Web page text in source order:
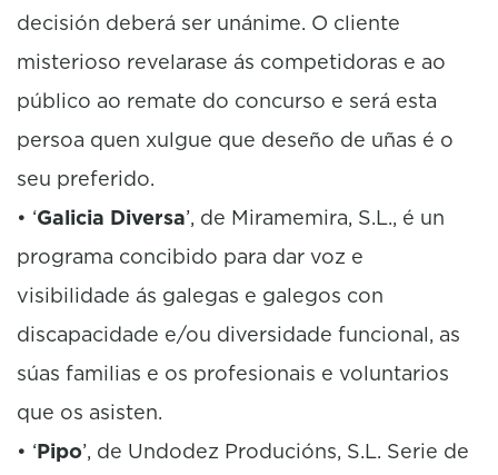
decisión deberá ser unánime. O cliente
misterioso revelarase ás competidoras e ao
público ao remate do concurso e será esta
persoa quen xulgue que deseño de uñas é o
seu preferido.
• ‘Galicia Diversa’, de Miramemira, S.L., é un
programa concibido para dar voz e
visibilidade ás galegas e galegos con
discapacidade e/ou diversidade funcional, as
súas familias e os profesionais e voluntarios
que os asisten.
• ‘Pipo’, de Undodez Producións, S.L. Serie de